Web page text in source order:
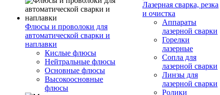
Флюсы и проволоки для
автоматической сварки и
наплавки
Кислые флюсы
Нейтральные флюсы
Основные флюсы
Высокоосновные
флюсы
Лазерная сварка, резка
и очистка
Аппараты
лазерной сварки
Горелки
лазерные
Сопла для
лазерной сварки
Линзы для
лазерной сварки
Ролики